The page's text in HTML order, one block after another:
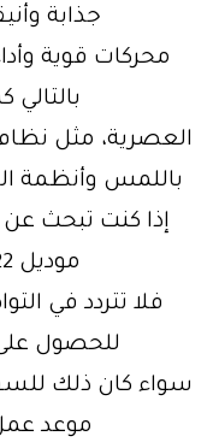
جذابة
محركات قوية
بالتالي
العصرية، مثل
باللمس وأنظمة
إذا كنت تبحث
موديل 2022 بالسائق، بالتالي
فلا تتردد في
للحصول
سواء كان ذلك
موعد